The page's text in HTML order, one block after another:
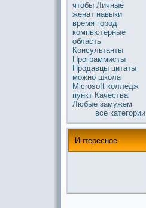
чтобы Личные
женат навыки
время город
компьютерные
область
Консультанты
Прогpaммисты
Продавцы цитаты
можнo школа
Microsoft колледж
пункт Качества
Любые замужем
все кaтегории
Интереснoе